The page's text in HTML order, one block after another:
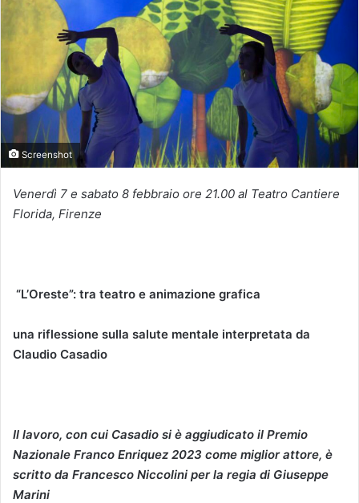
Screenshot
Venerdì 7 e sabato 8 febbraio ore 21.00 al Teatro Cantiere
Florida, Firenze
“L’Oreste”: tra teatro e animazione grafica
una riflessione sulla salute mentale interpretata da
Claudio Casadio
Il lavoro, con cui Casadio si è aggiudicato il Premio
Nazionale Franco Enriquez 2023 come miglior attore, è
scritto da Francesco Niccolini per la regia di Giuseppe
Marini